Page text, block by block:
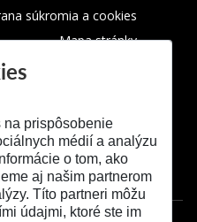
súkromia a cookies
Mapa stránky
na prispôsobenie
médií a analýzu
o tom, ako
aj našim partnerom
Títo partneri môžu
údajmi, ktoré ste im